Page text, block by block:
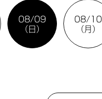
08/09
（日）
08/10
（月）